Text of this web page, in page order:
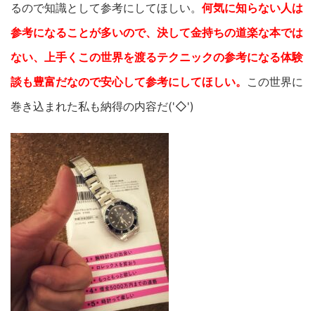
るので知識として参考にしてほしい。 何気に知らない人は
参考になることが多いので、決して金持ちの道楽な本では
ない、上手くこの世界を渡るテクニックの参考になる体験
談も豊富だなので安心して参考にしてほしい。 この世界に
巻き込まれた私も納得の内容だ('◇')ゞ